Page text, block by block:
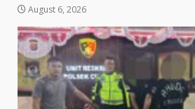
August 6, 2026